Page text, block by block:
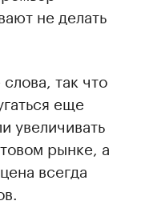
не делать
так что
еще
увеличивать
рынке, а
всегда